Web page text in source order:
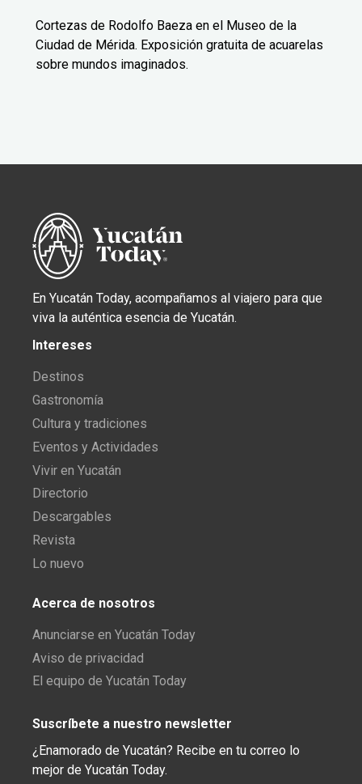
Cortezas de Rodolfo Baeza en el Museo de la
Ciudad de Mérida. Exposición gratuita de acuarelas
sobre mundos imaginados.
En Yucatán Today, acompañamos al viajero para que
viva la auténtica esencia de Yucatán.
Intereses
Destinos
Gastronomía
Cultura y tradiciones
Eventos y Actividades
Vivir en Yucatán
Directorio
Descargables
Revista
Lo nuevo
Acerca de nosotros
Anunciarse en Yucatán Today
Aviso de privacidad
El equipo de Yucatán Today
Suscríbete a nuestro newsletter
¿Enamorado de Yucatán? Recibe en tu correo lo
mejor de Yucatán Today.